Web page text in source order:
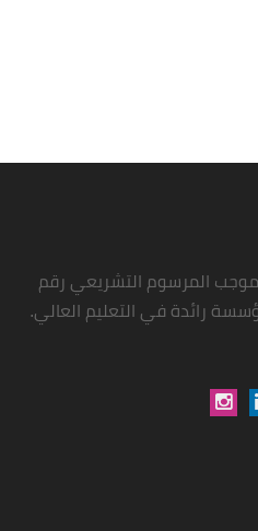
المرسوم التشريعي رقم